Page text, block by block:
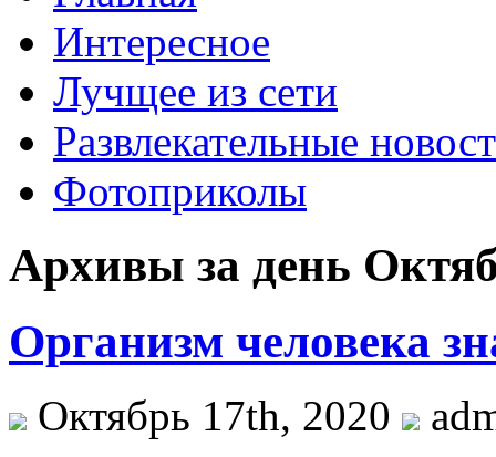
Интересное
Лучщее из сети
Развлекательные
Фотоприколы
Архивы за день
Организм человека
Октябрь 17th, 2020